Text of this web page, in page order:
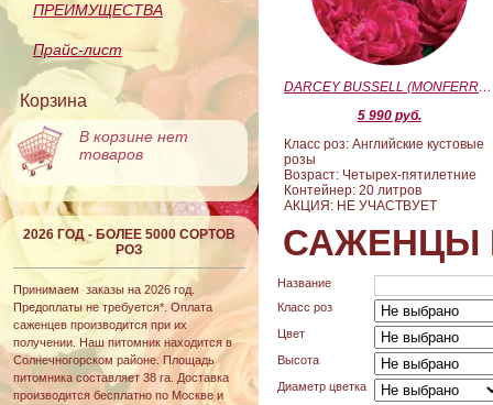
ПРЕИМУЩЕСТВА
Прайс-лист
Корзина
В корзине нет
товаров
2026 ГОД - БОЛЕЕ 5000 СОРТОВ
РОЗ
Принимаем заказы на 2026 год.
Предоплаты не требуется*. Оплата
саженцев производится при их
получении. Наш питомник находится в
Солнечногорском районе. Площадь
питомника составляет 38 га. Доставка
производится бесплатно по Москве и
DARCEY BUSSELL (MONFERRATO) (Дарси Басл)
5 990 руб.
Класс роз: Английские кустовые
розы
Возраст: Четырех-пятилетние
Контейнер: 20 литров
АКЦИЯ: НЕ УЧАСТВУЕТ
САЖЕНЦЫ
Название
Класс роз
Цвет
Высота
Диаметр цветка